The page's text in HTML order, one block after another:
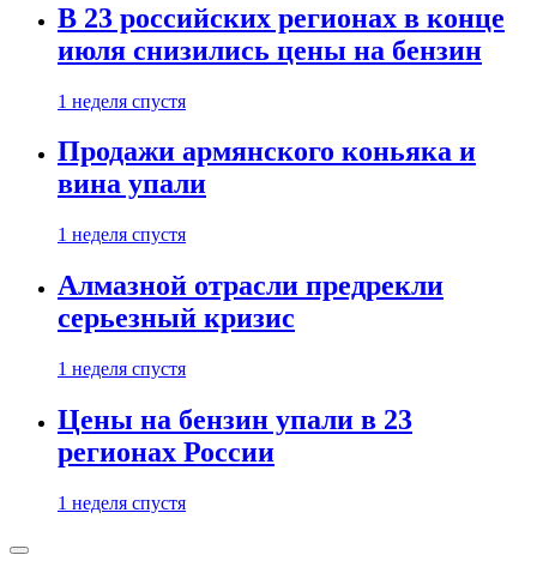
В 23 российских регионах в конце
июля снизились цены на бензин
1 неделя спустя
Продажи армянского коньяка и
вина упали
1 неделя спустя
Алмазной отрасли предрекли
серьезный кризис
1 неделя спустя
Цены на бензин упали в 23
регионах России
1 неделя спустя